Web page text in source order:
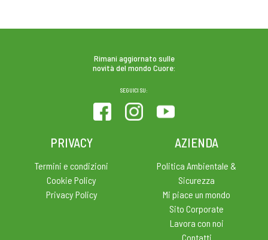
Rimani aggiornato sulle
novità del mondo Cuore:
SEGUICI SU:
PRIVACY
Termini e condizioni
Cookie Policy
Privacy Policy
AZIENDA
Politica Ambientale &
Sicurezza
Mi piace un mondo
Sito Corporate
Lavora con noi
Contatti